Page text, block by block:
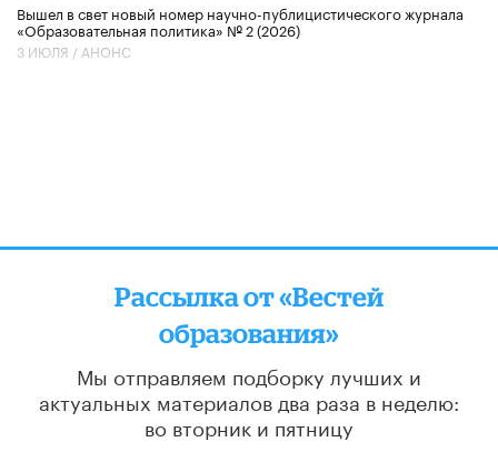
Вышел в свет новый номер научно-публицистического журнала
«Образовательная политика» № 2 (2026)
3 ИЮЛЯ / АНОНС
Рассылка от «Вестей
образования»
Мы отправляем подборку лучших и
актуальных материалов два раза в неделю:
во вторник и пятницу